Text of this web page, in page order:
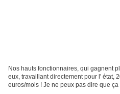
Nos hauts fonctionnaires, qui gagnent
eux, travaillant directement pour l' état,
euros/mois ! Je ne peux pas dire que